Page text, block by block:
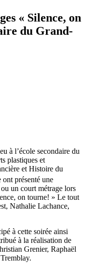
« Silence, on
du Grand-
à l’école secondaire du
plastiques et
et Histoire du
ont présenté une
un court métrage lors
on tourne! » Le tout
Nathalie Lachance,
à cette soirée ainsi
à la réalisation de
Grenier, Raphaël